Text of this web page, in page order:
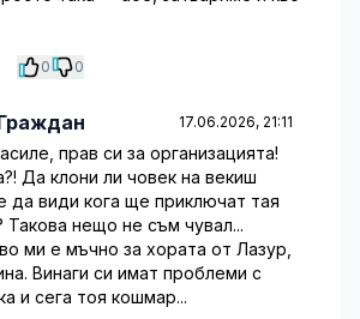
0 0
17.06.2026, 21:11
прав си за организацията!
Да клони ли човек на векиш
да види кога ще приключат тая
Такова нещо не съм чувал...
ми е мъчно за хората от Лазур,
Винаги си имат проблеми с
и сега тоя кошмар...